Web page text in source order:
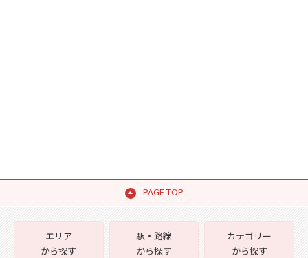
PAGE TOP
エリア
から探す
駅・路線
から探す
カテゴリー
から探す